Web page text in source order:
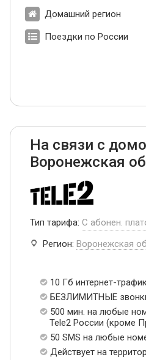
Домашний регион
Поездки по России
На связи с
Воронежская
Тип тарифа: С абонен.
Регион: Воронежская
10 Гб интернет-
БЕЗЛИМИТНЫЕ
500 мин. на любые
Tele2 России (кроме
50 SMS на любые
Действует на